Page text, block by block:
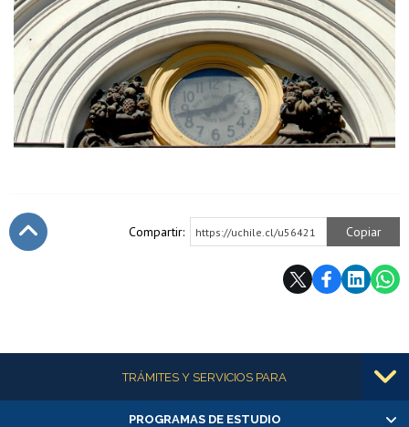
Compartir: https://uchile.cl/u56421 Copiar
Más informaciónTRÁMITES Y SERVICIOS PARA
PROGRAMAS DE ESTUDIO